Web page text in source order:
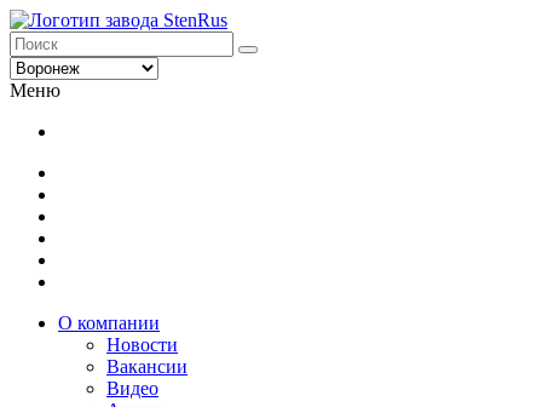
Меню
О компании
Новости
Вакансии
Видео